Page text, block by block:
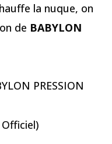
la nuque, on
de BABYLON
PRESSION
Officiel)